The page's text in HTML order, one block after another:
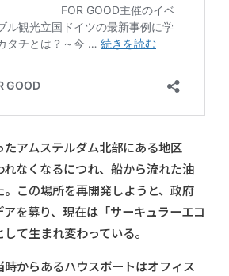
たアムステルダム北部にある地区
れなくなるにつれ、船から流れた油
この場所を再開発しようと、政府
を募り、現在は「サーキュラーエコ
て生まれ変わっている。
からあるハウスボートはオフィス